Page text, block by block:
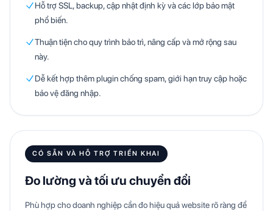
Hỗ trợ SSL, backup, cập nhật định kỳ và các lớp bảo mật
phổ biến.
Thuận tiện cho quy trình bảo trì, nâng cấp và mở rộng sau
này.
Dễ kết hợp thêm plugin chống spam, giới hạn truy cập hoặc
bảo vệ đăng nhập.
CÓ SẴN VÀ HỖ TRỢ TRIỂN KHAI
Đo lường và tối ưu chuyển đổi
Phù hợp cho doanh nghiệp cần đo hiệu quả website rõ ràng để